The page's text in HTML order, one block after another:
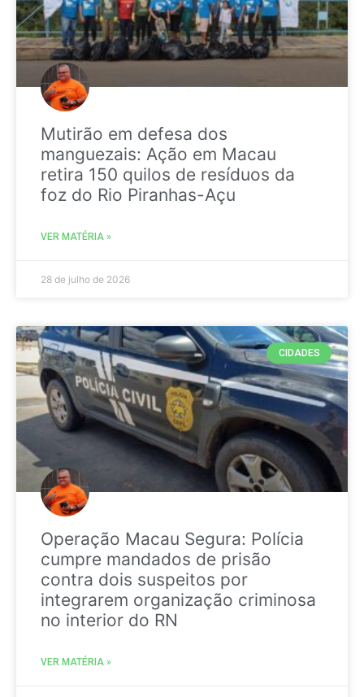
Mutirão em defesa dos
manguezais: Ação em Macau
retira 150 quilos de resíduos da
foz do Rio Piranhas-Açu
VER MATÉRIA »
28 de julho de 2026
CIDADES
Operação Macau Segura: Polícia
cumpre mandados de prisão
contra dois suspeitos por
integrarem organização criminosa
no interior do RN
VER MATÉRIA »